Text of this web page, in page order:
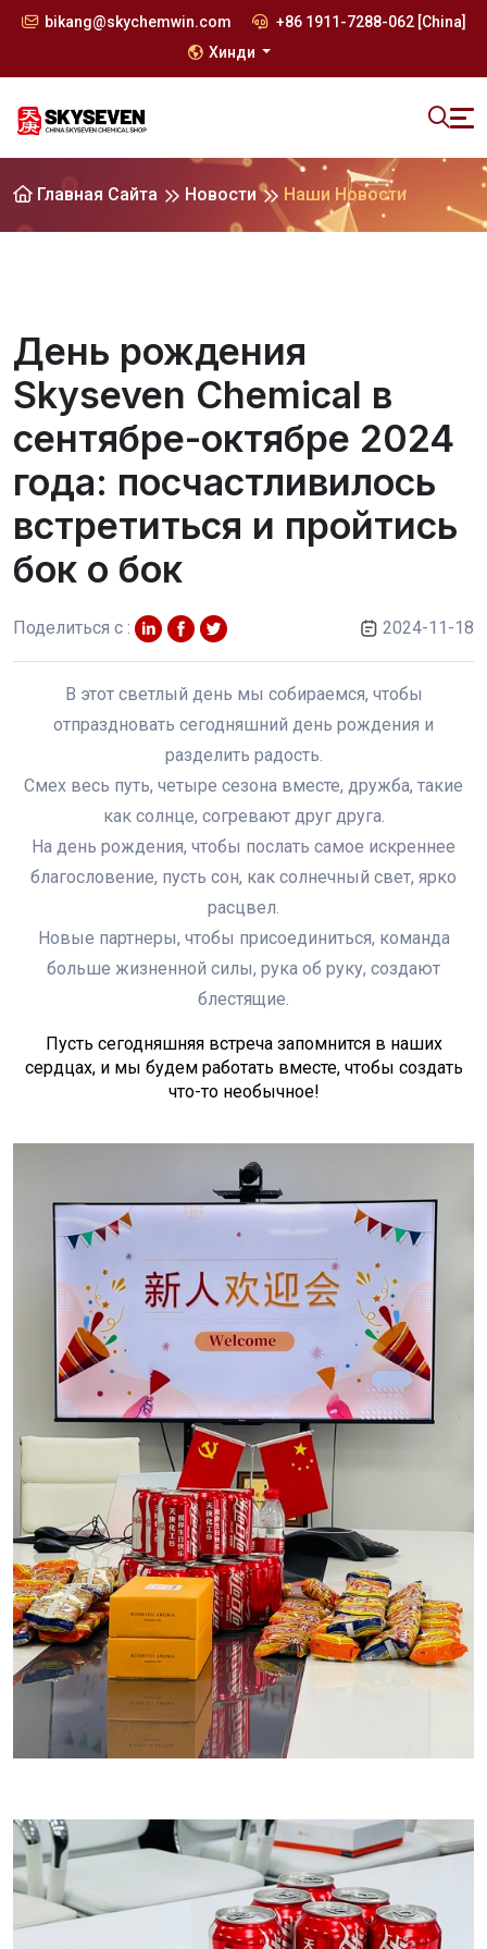
bikang@skychemwin.com
+86 1911-7288-062 [China]
Хинди
Главная Сайта Новости Наши Новости
День рождения
Skyseven Chemical в
сентябре-октябре 2024
года: посчастливилось
встретиться и пройтись
бок о бок
Поделиться с : 2024-11-18
В этот светлый день мы собираемся, чтобы
отпраздновать сегодняшний день рождения и
разделить радость.
Смех весь путь, четыре сезона вместе, дружба, такие
как солнце, согревают друг друга.
На день рождения, чтобы послать самое искреннее
благословение, пусть сон, как солнечный свет, ярко
расцвел.
Новые партнеры, чтобы присоединиться, команда
больше жизненной силы, рука об руку, создают
блестящие.
Пусть сегодняшняя встреча запомнится в наших
сердцах, и мы будем работать вместе, чтобы создать
что-то необычное!